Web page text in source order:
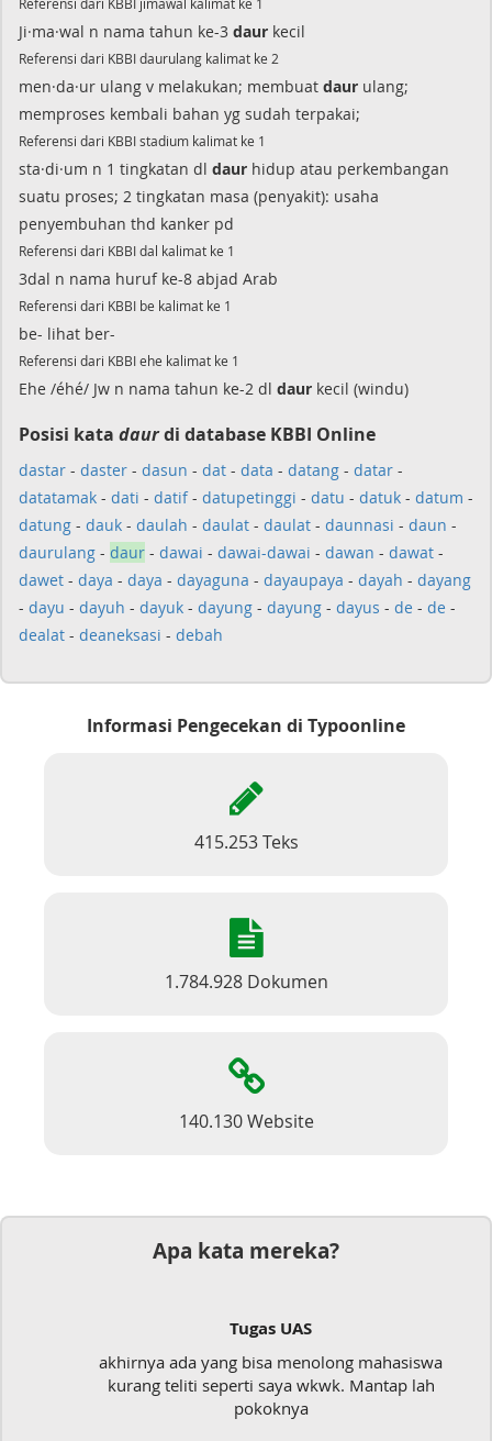
Ji·ma·wal n nama tahun ke-3 daur kecil
Referensi dari KBBI daurulang kalimat ke 2
men·da·ur ulang v melakukan; membuat daur ulang;
memproses kembali bahan yg sudah terpakai;
Referensi dari KBBI stadium kalimat ke 1
sta·di·um n 1 tingkatan dl daur hidup atau perkembangan
suatu proses; 2 tingkatan masa (penyakit): usaha
penyembuhan thd kanker pd
Referensi dari KBBI dal kalimat ke 1
3dal n nama huruf ke-8 abjad Arab
Referensi dari KBBI be kalimat ke 1
be- lihat ber-
Referensi dari KBBI ehe kalimat ke 1
Ehe /éhé/ Jw n nama tahun ke-2 dl daur kecil (windu)
Posisi kata daurdi database KBBI Online
dastar - daster - dasun - dat - data - datang - datar -
datatamak - dati - datif- datupetinggi - datu - datuk - datum -
datung - dauk - daulah - daulat - daulat - daunnasi - daun -
daurulang - daur - dawai - dawai-dawai - dawan - dawat -
dawet - daya - daya - dayaguna - dayaupaya - dayah - dayang
- dayu - dayuh - dayuk - dayung - dayung - dayus - de - de -
dealat - deaneksasi - debah
Informasi Pengecekan di Typoonline
415.253 Teks
1.784.928 Dokumen
140.130 Website
Apa kata mereka?
mahasiswa
Mantap lah
Mudah sekali, tinggal kirim
langsung jadi